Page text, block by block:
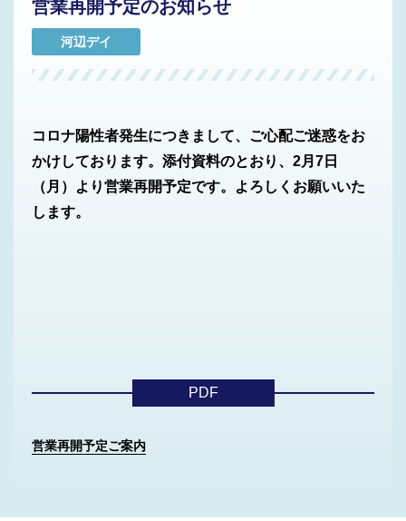
営業再開予定のお知らせ
河辺デイ
コロナ陽性者発生につきまして、ご心配ご迷惑をお
かけしております。添付資料のとおり、2月7日
（月）より営業再開予定です。よろしくお願いいた
します。
PDF
営業再開予定ご案内